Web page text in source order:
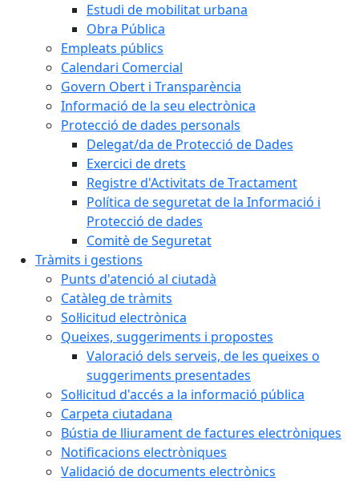
Estudi de mobilitat urbana
Obra Pública
Empleats públics
Calendari Comercial
Govern Obert i Transparència
Informació de la seu electrònica
Protecció de dades personals
Delegat/da de Protecció de Dades
Exercici de drets
Registre d'Activitats de Tractament
Política de seguretat de la Informació i
Protecció de dades
Comitè de Seguretat
Tràmits i gestions
Punts d'atenció al ciutadà
Catàleg de tràmits
Sol·licitud electrònica
Queixes, suggeriments i propostes
Valoració dels serveis, de les queixes o
suggeriments presentades
Sol·licitud d'accés a la informació pública
Carpeta ciutadana
Bústia de lliurament de factures electròniques
Notificacions electròniques
Validació de documents electrònics